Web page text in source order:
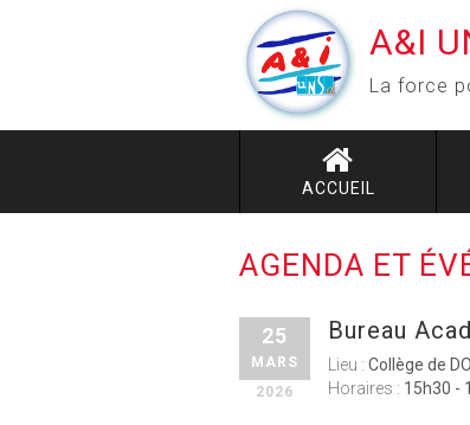
A&I
La force
ACCUEIL
AGENDA ET
25
MARS
2026
Bureau
Lieu : Collège de
Horaires : 15h30 -